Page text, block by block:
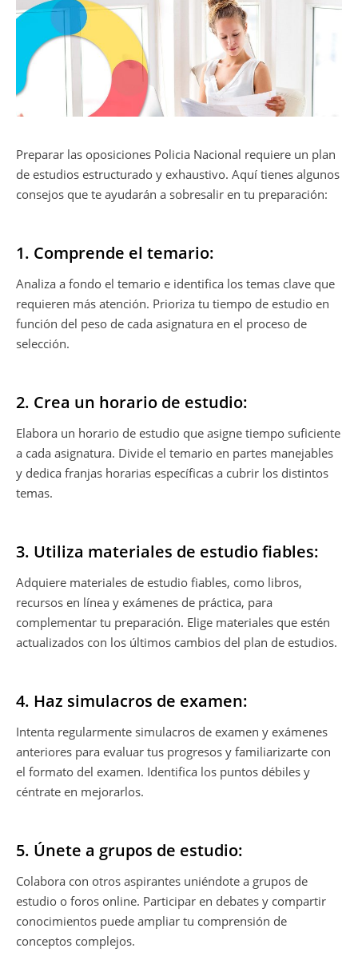
Preparar las oposiciones Policia Nacional requiere un plan
de estudios estructurado y exhaustivo. Aquí tienes algunos
consejos que te ayudarán a sobresalir en tu preparación:
1. Comprende el temario:
Analiza a fondo el temario e identifica los temas clave que
requieren más atención. Prioriza tu tiempo de estudio en
función del peso de cada asignatura en el proceso de
selección.
2. Crea un horario de estudio:
Elabora un horario de estudio que asigne tiempo suficiente
a cada asignatura. Divide el temario en partes manejables
y dedica franjas horarias específicas a cubrir los distintos
temas.
3. Utiliza materiales de estudio fiables:
Adquiere materiales de estudio fiables, como libros,
recursos en línea y exámenes de práctica, para
complementar tu preparación. Elige materiales que estén
actualizados con los últimos cambios del plan de estudios.
4. Haz simulacros de examen:
Intenta regularmente simulacros de examen y exámenes
anteriores para evaluar tus progresos y familiarizarte con
el formato del examen. Identifica los puntos débiles y
céntrate en mejorarlos.
5. Únete a grupos de estudio:
Colabora con otros aspirantes uniéndote a grupos de
estudio o foros online. Participar en debates y compartir
conocimientos puede ampliar tu comprensión de
conceptos complejos.